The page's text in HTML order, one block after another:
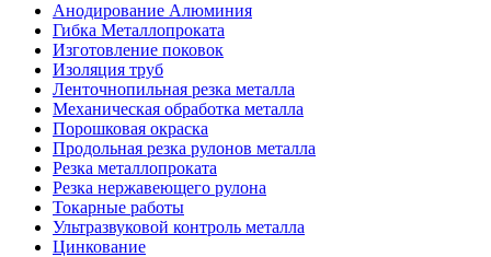
Анодирование Алюминия
Гибка Металлопроката
Изготовление поковок
Изоляция труб
Ленточнопильная резка металла
Механическая обработка металла
Порошковая окраска
Продольная резка рулонов металла
Резка металлопроката
Резка нержавеющего рулона
Токарные работы
Ультразвуковой контроль металла
Цинкование